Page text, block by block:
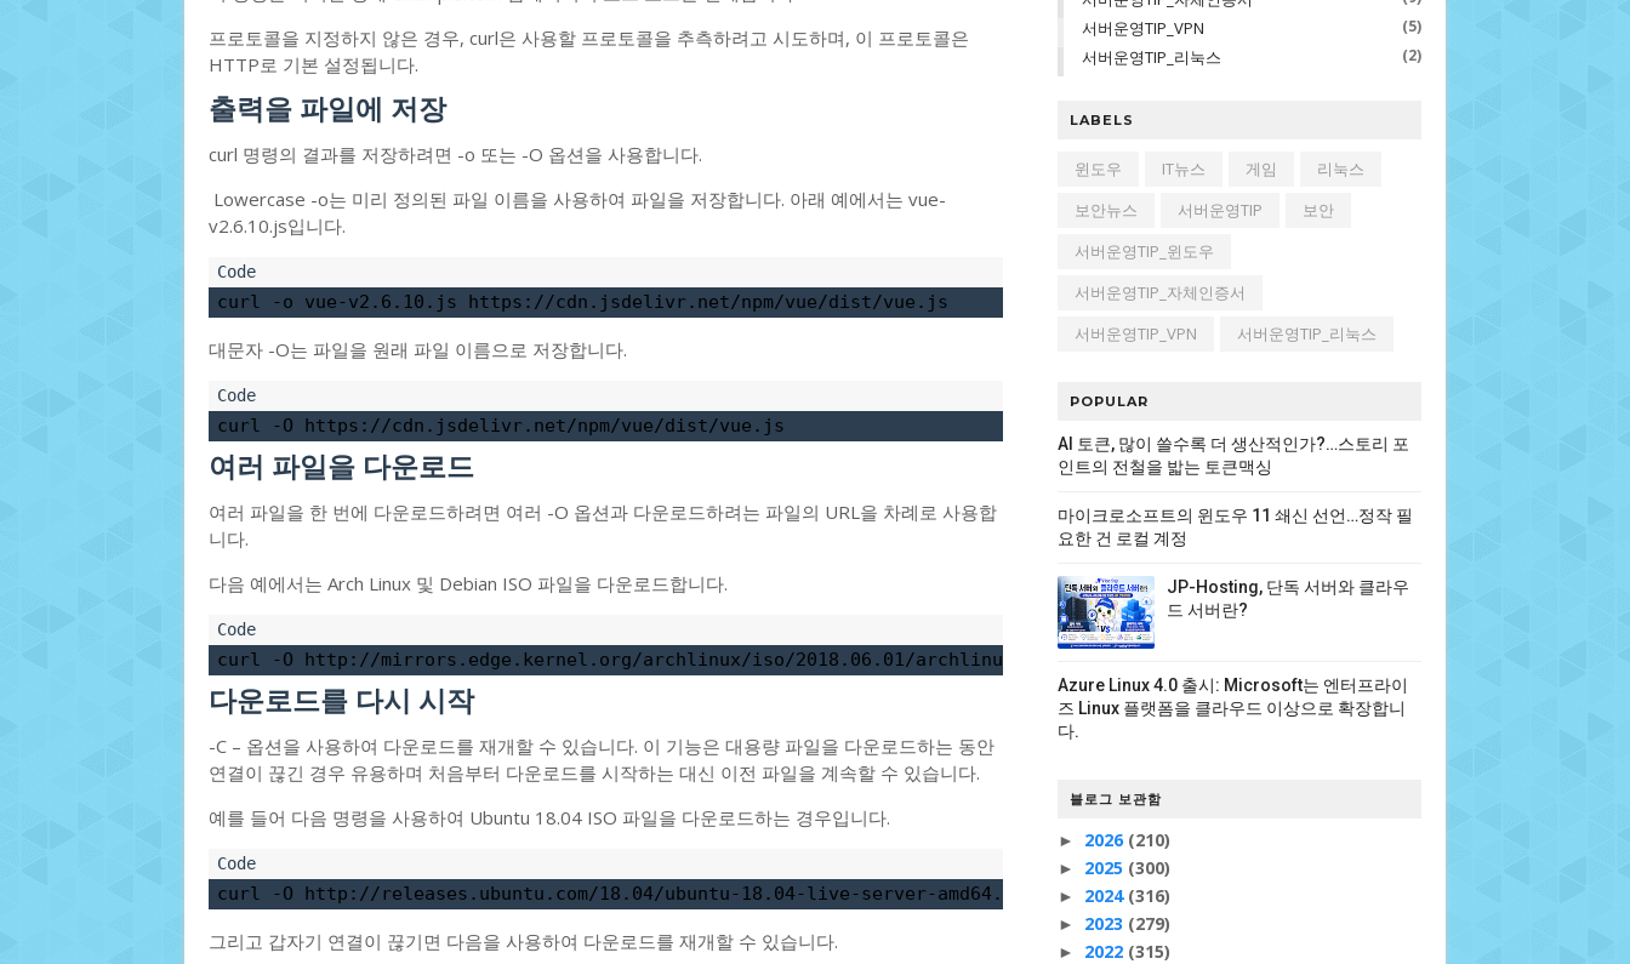
프로토콜을 지정하지 않은 경우, curl은 사용할 프로토콜을 추측하려고 시도하며, 이 프로토콜은
HTTP로 기본 설정됩니다.
출력을 파일에 저장
curl 명령의 결과를 저장하려면 -o 또는 -O 옵션을 사용합니다.
Lowercase -o는 미리 정의된 파일 이름을 사용하여 파일을 저장합니다. 아래 예에서는 vue-
v2.6.10.js입니다.
curl -o vue-v2.6.10.js https://cdn.jsdelivr.net/npm/vue/dist/vue.js
대문자 -O는 파일을 원래 파일 이름으로 저장합니다.
curl -O https://cdn.jsdelivr.net/npm/vue/dist/vue.js
여러 파일을 다운로드
여러 파일을 한 번에 다운로드하려면 여러 -O 옵션과 다운로드하려는 파일의 URL을 차례로 사용합
니다.
다음 예에서는 Arch Linux 및 Debian ISO 파일을 다운로드합니다.
curl -O http://mirrors.edge.kernel.org/archlinux/iso/2018.06.01/archlinux-2018.06.01-x86_64.iso  \     -O https://
다운로드를 다시 시작
-C – 옵션을 사용하여 다운로드를 재개할 수 있습니다. 이 기능은 대용량 파일을 다운로드하는 동안
연결이 끊긴 경우 유용하며 처음부터 다운로드를 시작하는 대신 이전 파일을 계속할 수 있습니다.
예를 들어 다음 명령을 사용하여 Ubuntu 18.04 ISO 파일을 다운로드하는 경우입니다.
curl -O http://releases.ubuntu.com/18.04/ubuntu-18.04-live-server-amd64.iso
그리고 갑자기 연결이 끊기면 다음을 사용하여 다운로드를 재개할 수 있습니다.
서버운영TIP_VPN (5)
서버운영TIP_리눅스 (2)
LABELS
윈도우 IT뉴스 게임
리눅스
보안뉴스
서버운영TIP
보안
서버운영TIP_윈도우
서버운영TIP_자체인증서
서버운영TIP_VPN
서버운영TIP_리눅스
POPULAR
AI 토큰, 많이 쓸수록 더 생산적인가?…스토리 포
인트의 전철을 밟는 토큰맥싱
마이크로소프트의 윈도우 11 쇄신 선언…정작 필
요한 건 로컬 계정
JP-Hosting, 단독 서버와 클라우
드 서버란?
Azure Linux 4.0 출시: Microsoft는 엔터프라이
즈 Linux 플랫폼을 클라우드 이상으로 확장합니
다.
블로그 보관함
► 2026 (210)
► 2025 (300)
► 2024 (316)
► 2023 (279)
► 2022 (315)